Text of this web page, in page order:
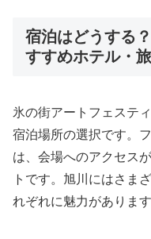
宿泊はどうする
すすめホテル・
氷の街アートフェステ
宿泊場所の選択です。
は、会場へのアクセス
トです。旭川にはさま
れぞれに魅力があります